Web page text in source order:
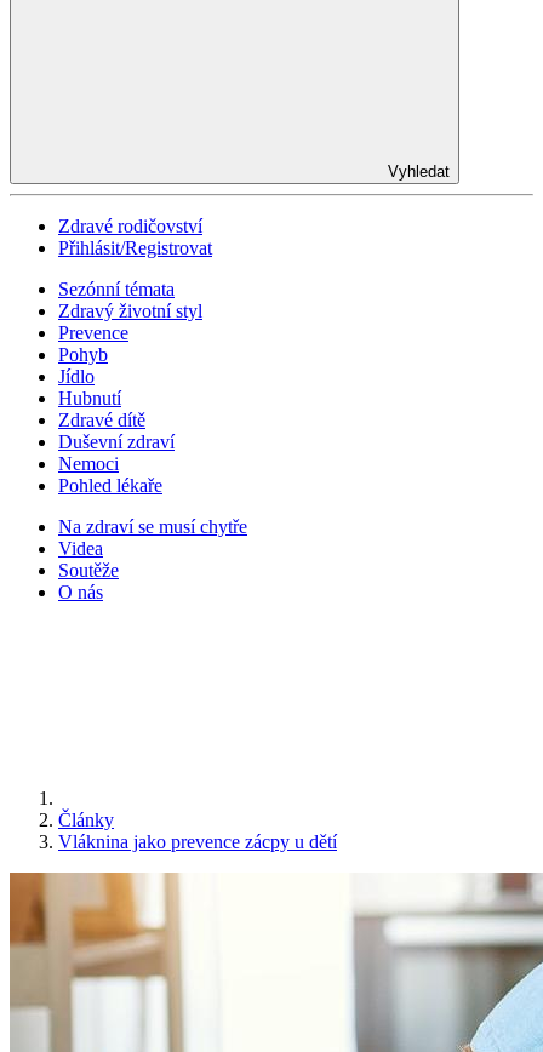
Vyhledat
Zdravé rodičovství
Přihlásit/Registrovat
Sezónní témata
Zdravý životní styl
Prevence
Pohyb
Jídlo
Hubnutí
Zdravé dítě
Duševní zdraví
Nemoci
Pohled lékaře
Na zdraví se musí chytře
Videa
Soutěže
O nás
Články
Vláknina jako prevence zácpy u dětí